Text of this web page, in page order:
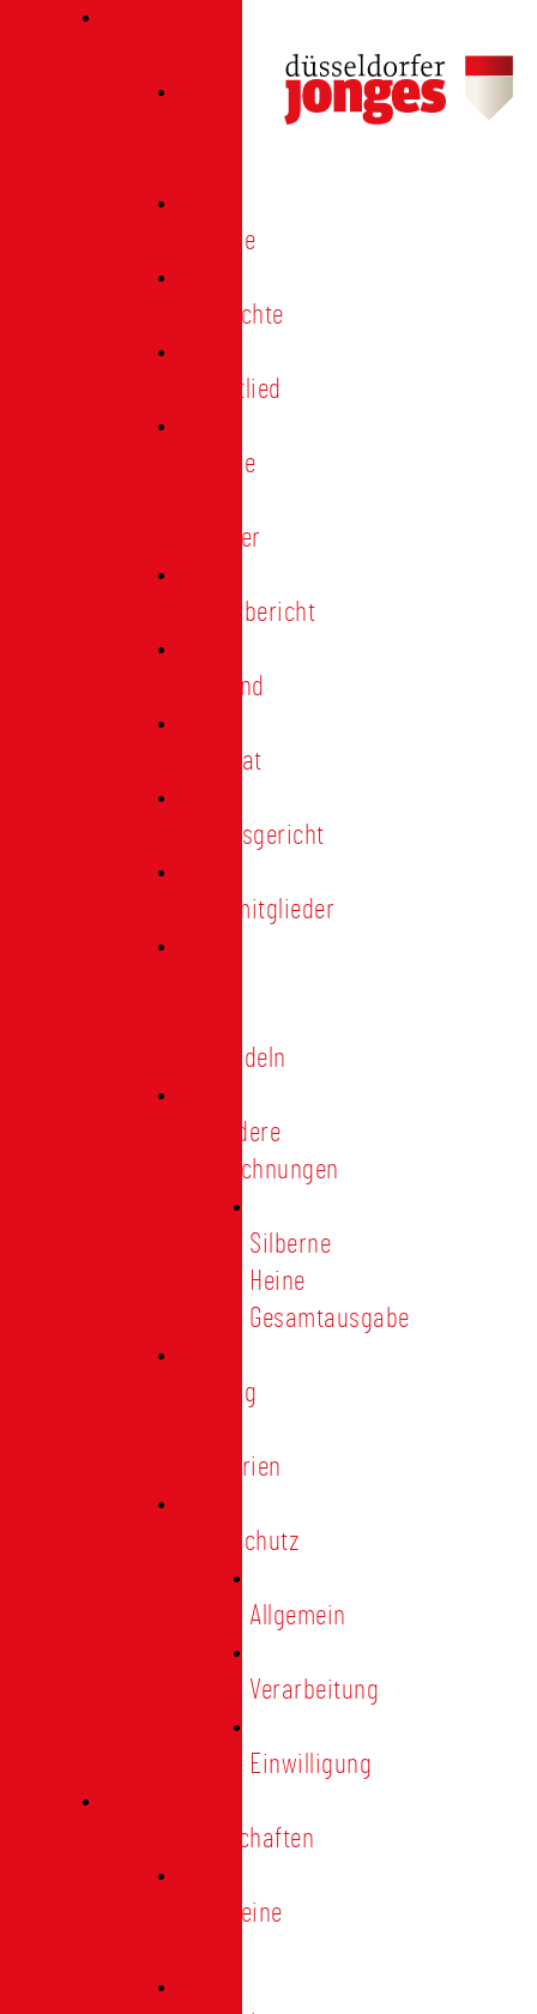
Termine
Geschichte
Heimatlied
Freunde
Förderer
Jahresbericht
Vorstand
Ehrenrat
Schiedsgericht
Ehrenmitglieder
Treunadeln
Besondere
Auszeichnungen
Silberne
Heine
Gesamtausgabe
Satzung
Regularien
Datenschutz
Allgemein
Verarbeitung
Einwilligung
Tischgemeinschaften
Allgemeine